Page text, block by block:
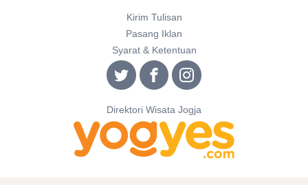
Kirim Tulisan
Pasang Iklan
Syarat & Ketentuan
Direktori Wisata Jogja